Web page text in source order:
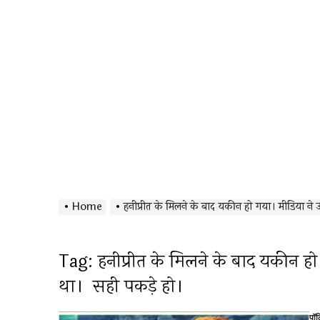
Home हनीप्रीत के मिलने के बाद यकीन हो गया। मीडिया ने उसे
Tag:हनीप्रीत के मिलने के बाद यकीन
था। सही पकड़े हो।